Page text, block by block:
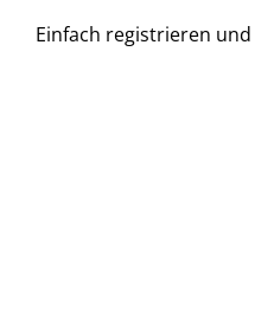
Einfach registrieren und